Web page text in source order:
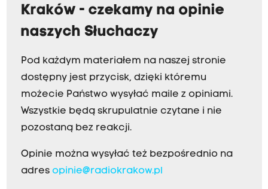
Kraków - czekamy na opinie
naszych Słuchaczy
Pod każdym materiałem na naszej stronie
dostępny jest przycisk, dzięki któremu
możecie Państwo wysyłać maile z opiniami.
Wszystkie będą skrupulatnie czytane i nie
pozostaną bez reakcji.
Opinie można wysyłać też bezpośrednio na
adres opinie@radiokrakow.pl